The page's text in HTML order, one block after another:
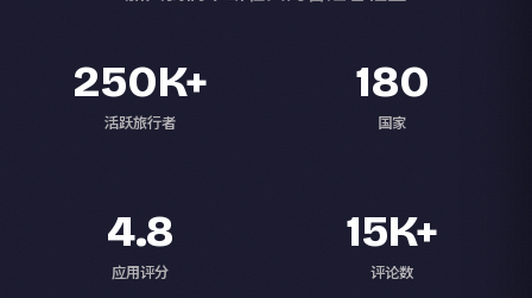
250K+
活跃旅行者
180
国家
4.8
应用评分
15K+
评论数